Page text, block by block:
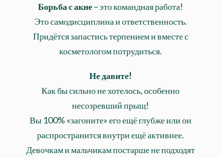
Борьба с акне– это командная работа!
Это самодисциплина и ответственность.
Придётся запастись терпением и вместе с
косметологом потрудиться.
Не давите!
Как бы сильно не хотелось, особенно
несозревший прыщ!
Вы 100% «загоните» его ещё глубже или он
распространится внутри ещё активнее.
Девочкам и мальчикам постарше не подходят